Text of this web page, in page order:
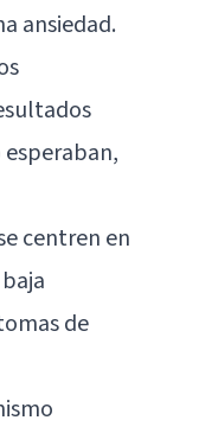
ansiedad.
esperaban,
centren en
de